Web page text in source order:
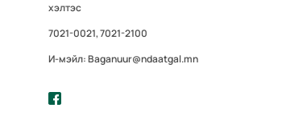
хэлтэс
7021-0021, 7021-2100
И-мэйл: Baganuur@ndaatgal.mn